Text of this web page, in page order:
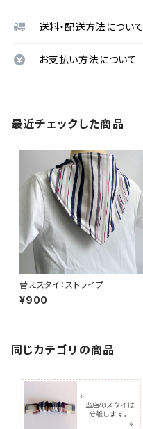
送料・配送方法について
お支払い方法について
最近チェックした商品
替えスタイ：ストライプ
¥900
同じカテゴリの商品